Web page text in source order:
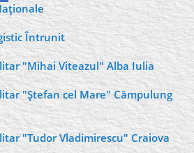
Întrunit
"Mihai Viteazul" Alba Iulia
"Ştefan cel Mare" Câmpulung
"Tudor Vladimirescu" Craiova